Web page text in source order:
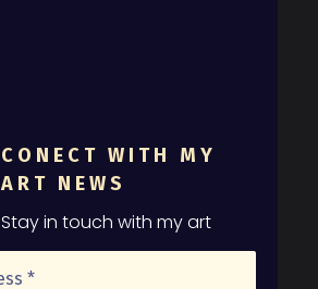
CONECT WITH MY
ART NEWS
Stay in touch with my art